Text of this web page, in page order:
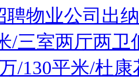
聘物业公司出纳
/三室两厅两卫
/130平米/杜